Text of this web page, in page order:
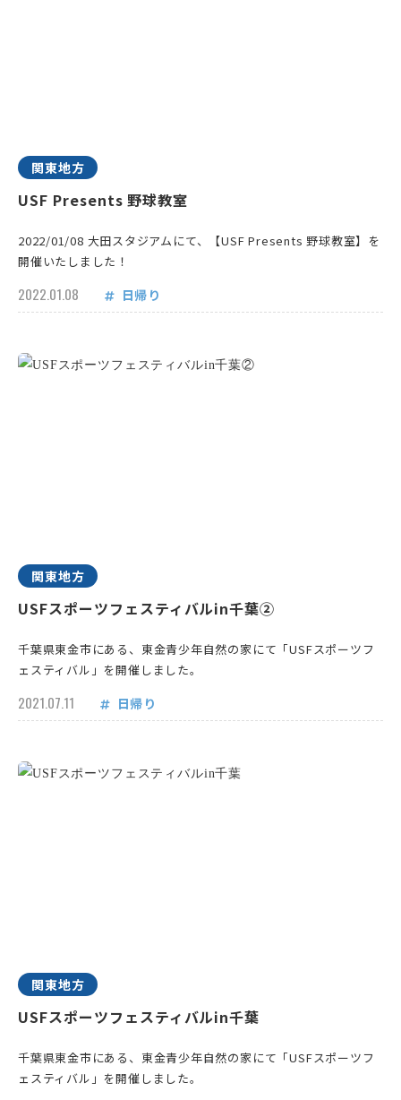
関東地方
USF Presents 野球教室
2022/01/08 大田スタジアムにて、【USF Presents 野球教室】を
開催いたしました！
2022.01.08 日帰り
関東地方
USFスポーツフェスティバルin千葉②
千葉県東金市にある、東金青少年自然の家にて「USFスポーツフ
ェスティバル」を開催しました。
2021.07.11 日帰り
関東地方
USFスポーツフェスティバルin千葉
千葉県東金市にある、東金青少年自然の家にて「USFスポーツフ
ェスティバル」を開催しました。